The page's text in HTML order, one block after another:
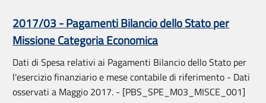
2017/03 - Pagamenti Bilancio dello Stato per
Missione Categoria Economica
Dati di Spesa relativi ai Pagamenti Bilancio dello Stato per
l'esercizio finanziario e mese contabile di riferimento - Dati
osservati a Maggio 2017. - [PBS_SPE_M03_MISCE_001]